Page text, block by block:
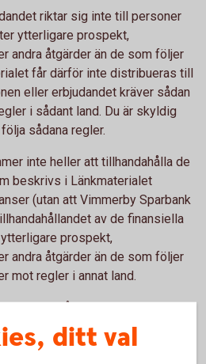
riktar sig inte till personer
ytterligare prospekt,
andra åtgärder än de som följer
får därför inte distribueras till
eller erbjudandet kräver sådan
i sådant land. Du är skyldig
sådana regler.
inte heller att tillhandahålla de
beskrivs i Länkmaterialet
(utan att Vimmerby Sparbank
av de finansiella
prospekt,
andra åtgärder än de som följer
mot regler i annat land.
eller innehållet i Länkmaterialet
lag och av svensk domstol
ditt val